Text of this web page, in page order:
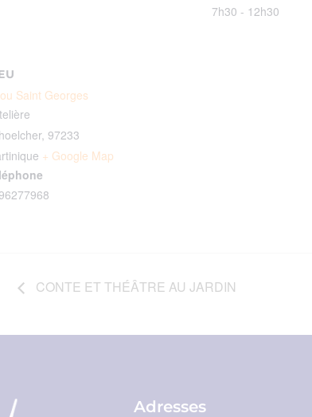
7h30 - 12h30
Saint Georges
, 97233
+ Google Map
CONTE ET THÉÂTRE AU JARDIN
Adresses